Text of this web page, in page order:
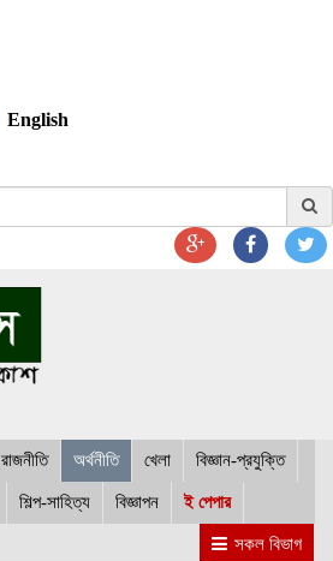
English
রাজনীতি অর্থনীতি খেলা বিজ্ঞান-প্রযুক্তি
শিল্প-সাহিত্য বিজ্ঞাপন ই পেপার
সকল বিভাগ